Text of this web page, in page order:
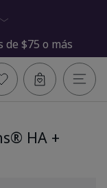
$75 o más
HA +